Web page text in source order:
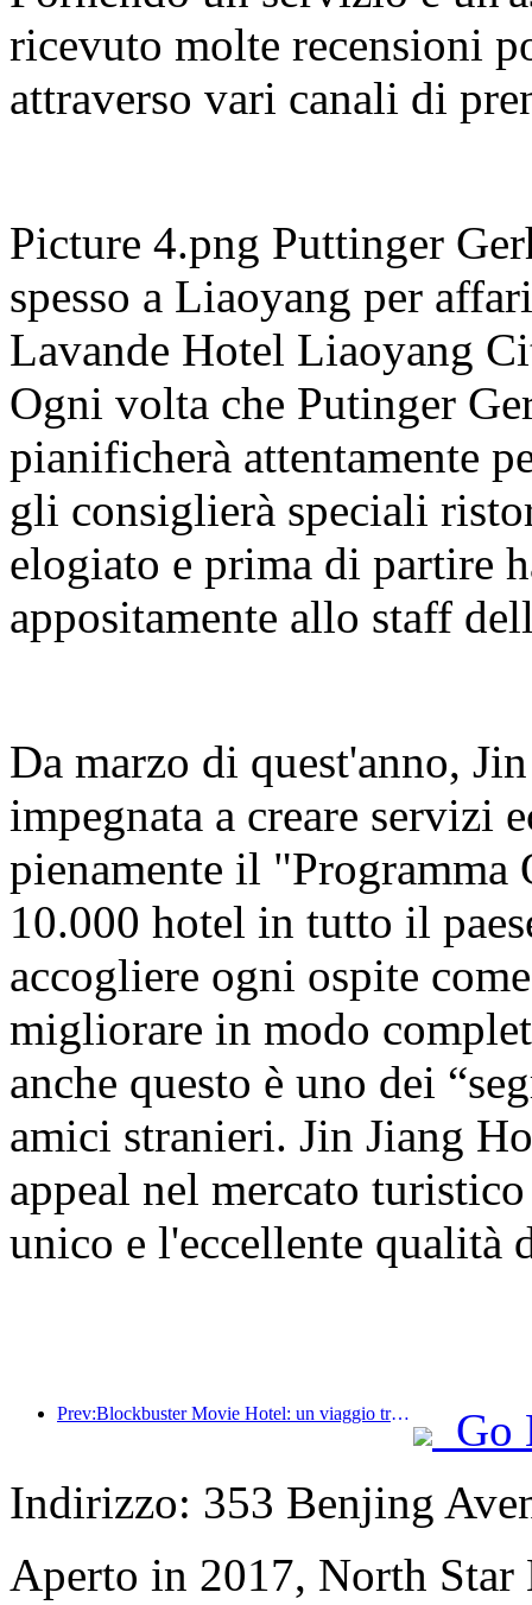
ricevuto molte recensioni
attraverso vari canali di
Picture 4.png Puttinger
spesso a Liaoyang per
Lavande Hotel Liaoyang
Ogni volta che Putinger
pianificherà attentamente
gli consiglierà speciali
elogiato e prima di partire
appositamente allo staff
Da marzo di quest'anno,
impegnata a creare servizi
pienamente il
10.000 hotel in tutto il
accogliere ogni ospite
migliorare in modo
anche questo è uno dei
amici stranieri. Jin Jiang
appeal nel mercato
unico e l'eccellente qualità
Prev:Blockbuster Movie Hotel: un viaggio tranquillo tra luci e ombre da sogno
Go
Indirizzo: 353 Benjing
Aperto in 2017, North